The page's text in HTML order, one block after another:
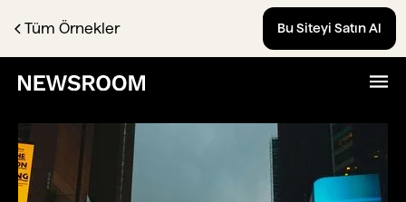
Tüm Örnekler Bu Siteyi Satın Al